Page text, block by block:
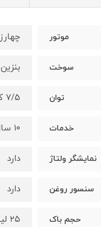
موتور
سوخت بنزین
توان ۷/۵ کیلووات
خدمات ۱۰ سال
نمایشگر ولتاژ دارد
سنسور روغن دارد
حجم باک ۲۵ لیتر